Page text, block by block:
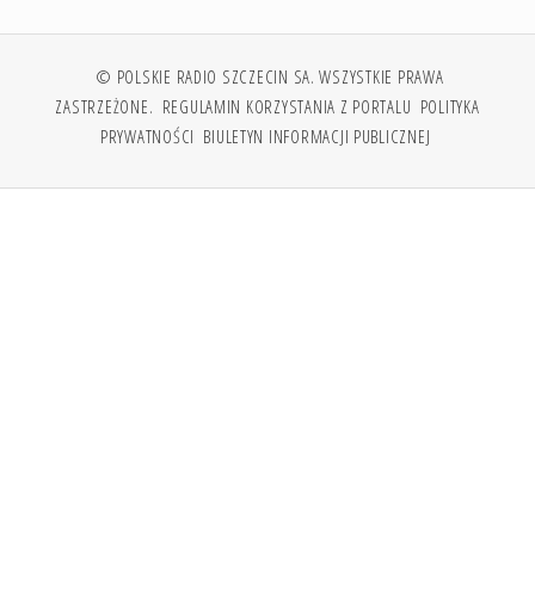
© POLSKIE RADIO SZCZECIN SA. WSZYSTKIE PRAWA
ZASTRZEŻONE. REGULAMIN KORZYSTANIA Z PORTALU POLITYKA
PRYWATNOŚCI BIULETYN INFORMACJI PUBLICZNEJ